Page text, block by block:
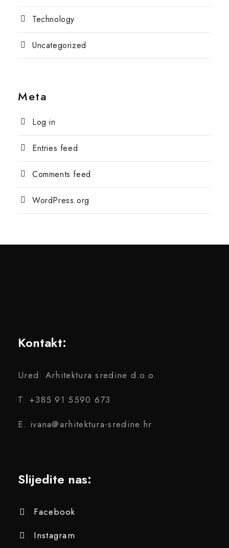
Technology
Uncategorized
Meta
Log in
Entries feed
Comments feed
WordPress.org
Kontakt:
Ured: Arhitektura sredine d.o.o.
T. +385 91 5590 673
E. ivana@arhitektura-sredine.hr
Slijedite nas:
Facebook
Instagram